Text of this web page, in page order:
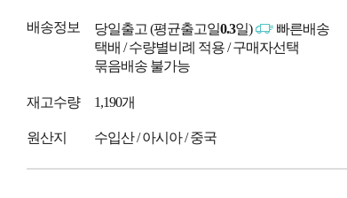
배송정보 당일출고 (평균출고일0.3일)
빠른배송
택배 / 수량별비례 적용 / 구매자선택
묶음배송 불가능
재고수량 1,190개
원산지 수입산 / 아시아 / 중국